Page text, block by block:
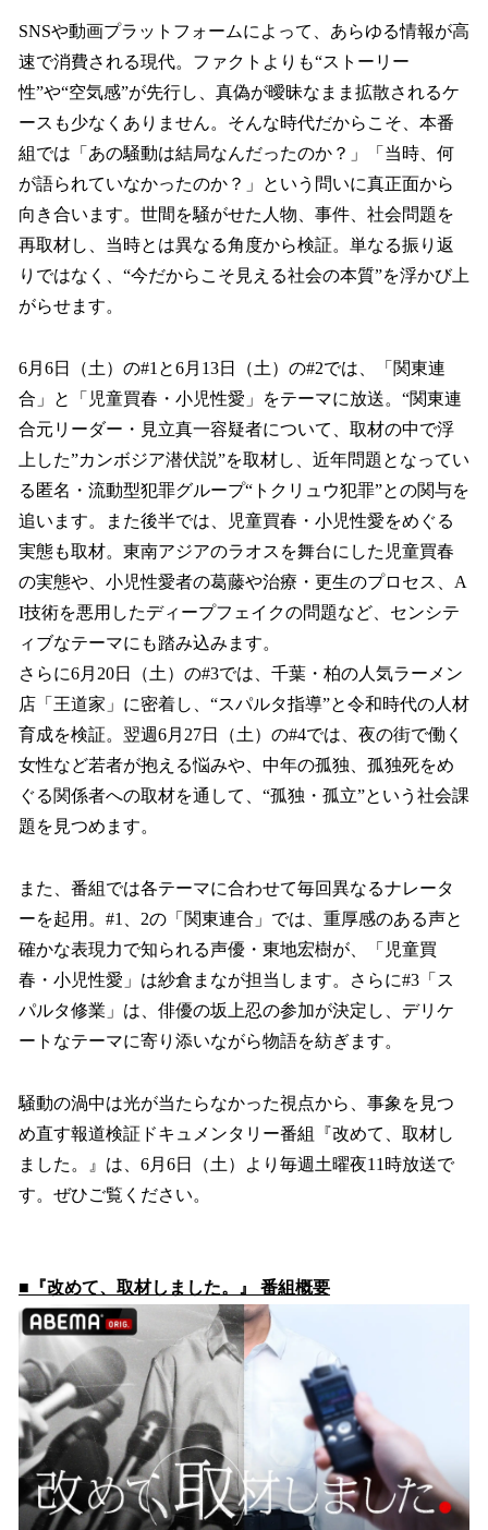
SNSや動画プラットフォームによって、あらゆる情報が高
速で消費される現代。ファクトよりも“ストーリー
性”や“空気感”が先行し、真偽が曖昧なまま拡散されるケ
ースも少なくありません。そんな時代だからこそ、本番
組では「あの騒動は結局なんだったのか？」「当時、何
が語られていなかったのか？」という問いに真正面から
向き合います。世間を騒がせた人物、事件、社会問題を
再取材し、当時とは異なる角度から検証。単なる振り返
りではなく、“今だからこそ見える社会の本質”を浮かび上
がらせます。
6月6日（土）の#1と6月13日（土）の#2では、「関東連
合」と「児童買春・小児性愛」をテーマに放送。“関東連
合元リーダー・見立真一容疑者について、取材の中で浮
上した”カンボジア潜伏説”を取材し、近年問題となってい
る匿名・流動型犯罪グループ“トクリュウ犯罪”との関与を
追います。また後半では、児童買春・小児性愛をめぐる
実態も取材。東南アジアのラオスを舞台にした児童買春
の実態や、小児性愛者の葛藤や治療・更生のプロセス、A
I技術を悪用したディープフェイクの問題など、センシテ
ィブなテーマにも踏み込みます。
さらに6月20日（土）の#3では、千葉・柏の人気ラーメン
店「王道家」に密着し、“スパルタ指導”と令和時代の人材
育成を検証。翌週6月27日（土）の#4では、夜の街で働く
女性など若者が抱える悩みや、中年の孤独、孤独死をめ
ぐる関係者への取材を通して、“孤独・孤立”という社会課
題を見つめます。
また、番組では各テーマに合わせて毎回異なるナレータ
ーを起用。#1、2の「関東連合」では、重厚感のある声と
確かな表現力で知られる声優・東地宏樹が、「児童買
春・小児性愛」は紗倉まなが担当します。さらに#3「ス
パルタ修業」は、俳優の坂上忍の参加が決定し、デリケ
ートなテーマに寄り添いながら物語を紡ぎます。
騒動の渦中は光が当たらなかった視点から、事象を見つ
め直す報道検証ドキュメンタリー番組『改めて、取材し
ました。』は、6月6日（土）より毎週土曜夜11時放送で
す。ぜひご覧ください。
■『改めて、取材しました。』 番組概要